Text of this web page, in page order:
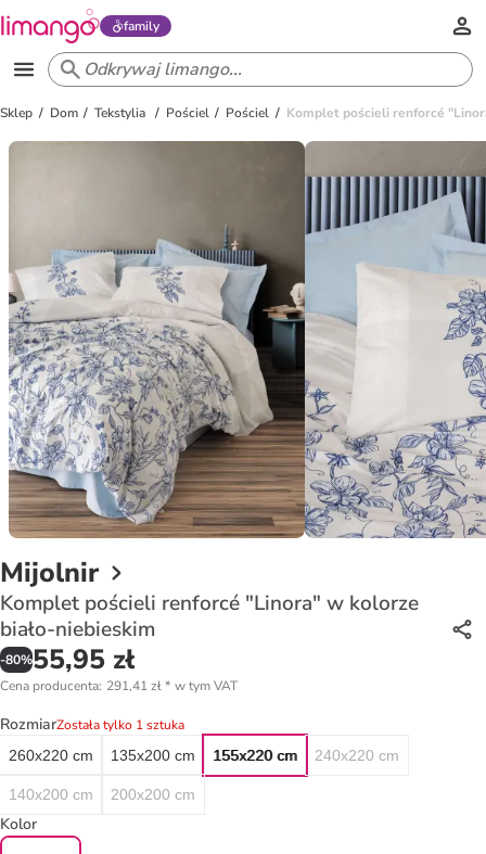
family
Sklep Dom Tekstylia Pościel Pościel Komplet pościeli renforcé
Mijolnir
Komplet pościeli renforcé "Linora" w kolorze
biało-niebieskim
-80%55,95 zł
Cena producenta: 291,41 zł* w tym VAT
RozmiarZostała tylko 1 sztuka
260x220 cm
135x200 cm 155x220 cm 240x220 cm
140x200 cm 200x200 cm
Kolor